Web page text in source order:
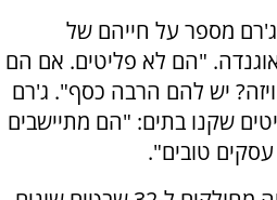
ג'רם מספר על חייהם של
"הם לא פליטים. אם הם
יש להם הרבה כסף". ג'רם
שקנו בתים: "הם מתיישבים
טובים".